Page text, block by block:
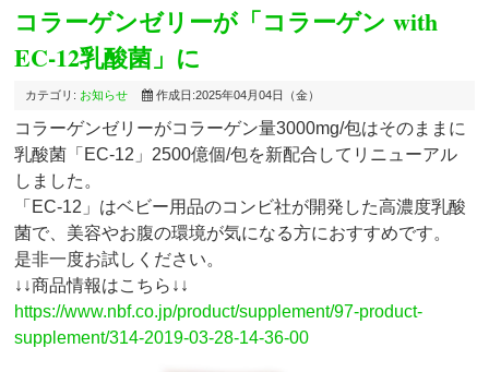
コラーゲンゼリーが「コラーゲン with
EC-12乳酸菌」に
カテゴリ: お知らせ 作成日:2025年04月04日（金）
コラーゲンゼリーがコラーゲン量3000mg/包はそのままに
乳酸菌「EC-12」2500億個/包を新配合してリニューアル
しました。
「EC-12」はベビー用品のコンビ社が開発した高濃度乳酸
菌で、美容やお腹の環境が気になる方におすすめです。
是非一度お試しください。
↓↓商品情報はこちら↓↓
https://www.nbf.co.jp/product/supplement/97-product-
supplement/314-2019-03-28-14-36-00